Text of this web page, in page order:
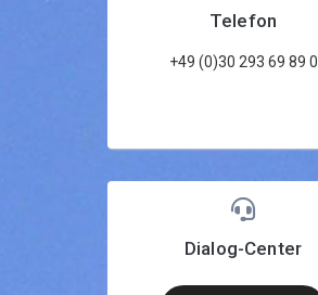
Telefon
+49 (0)30 293 69 89 0
Dialog-Center